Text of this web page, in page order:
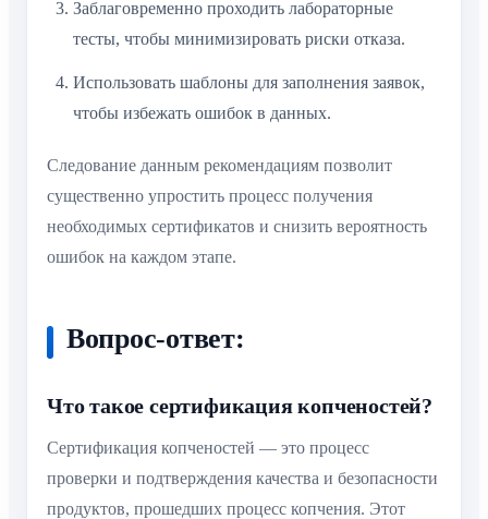
Заблаговременно проходить лабораторные
тесты, чтобы минимизировать риски отказа.
Использовать шаблоны для заполнения заявок,
чтобы избежать ошибок в данных.
Следование данным рекомендациям позволит
существенно упростить процесс получения
необходимых сертификатов и снизить вероятность
ошибок на каждом этапе.
Вопрос-ответ:
Что такое сертификация копченостей?
Сертификация копченостей — это процесс
проверки и подтверждения качества и безопасности
продуктов, прошедших процесс копчения. Этот